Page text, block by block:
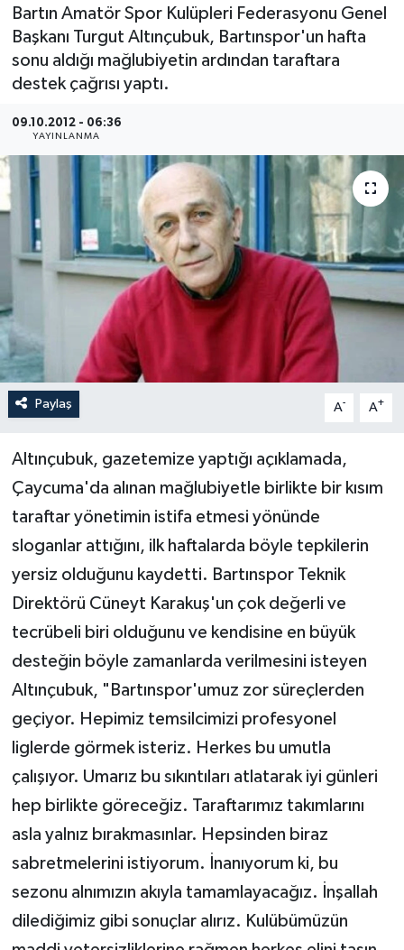
Bartın Amatör Spor Kulüpleri Federasyonu Genel
Başkanı Turgut Altınçubuk, Bartınspor'un hafta
sonu aldığı mağlubiyetin ardından taraftara
destek çağrısı yaptı.
09.10.2012 - 06:36
YAYINLANMA
Paylaş A- A+
Altınçubuk, gazetemize yaptığı açıklamada,
Çaycuma'da alınan mağlubiyetle birlikte bir kısım
taraftar yönetimin istifa etmesi yönünde
sloganlar attığını, ilk haftalarda böyle tepkilerin
yersiz olduğunu kaydetti. Bartınspor Teknik
Direktörü Cüneyt Karakuş'un çok değerli ve
tecrübeli biri olduğunu ve kendisine en büyük
desteğin böyle zamanlarda verilmesini isteyen
Altınçubuk, "Bartınspor'umuz zor süreçlerden
geçiyor. Hepimiz temsilcimizi profesyonel
liglerde görmek isteriz. Herkes bu umutla
çalışıyor. Umarız bu sıkıntıları atlatarak iyi günleri
hep birlikte göreceğiz. Taraftarımız takımlarını
asla yalnız bırakmasınlar. Hepsinden biraz
sabretmelerini istiyorum. İnanıyorum ki, bu
sezonu alnımızın akıyla tamamlayacağız. İnşallah
dilediğimiz gibi sonuçlar alırız. Kulübümüzün
Medya
Sağlık
Sinema
Sivil Toplum
Spor
Turizm
Yaşam
DÜNYA
YEREL